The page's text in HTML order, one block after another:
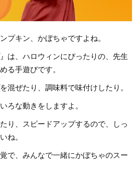
プキン、かぼちゃですよね。
は、ハロウィンにぴったりの、先生
る手遊びです。
混ぜたり、調味料で味付けしたり。
ろな動きをしますよ。
り、スピードアップするので、しっ
ね。
で、みんなで一緒にかぼちゃのスー